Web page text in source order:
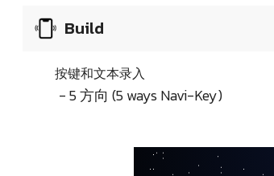
Build
按键和文本录入
- 5 方向 (5 ways Navi-Key)